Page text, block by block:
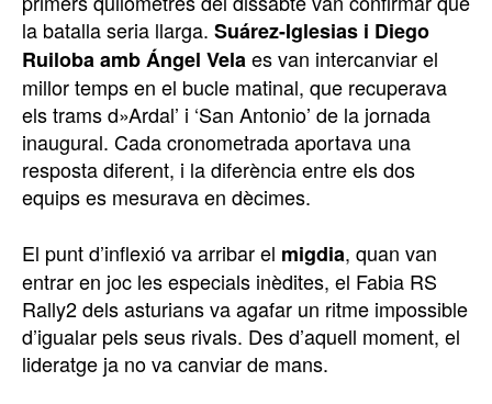
la batalla seria llarga. Suárez-Iglesias i Diego
Ruiloba amb Ángel Velaes van intercanviar el
millor temps en el bucle matinal, que recuperava
els trams d»Ardal’ i ‘San Antonio’ de la jornada
inaugural. Cada cronometrada aportava una
resposta diferent, i la diferència entre els dos
equips es mesurava en dècimes.
El punt d’inflexió va arribar el migdia, quan van
entrar en joc les especials inèdites, el Fabia RS
Rally2 dels asturians va agafar un ritme impossible
d’igualar pels seus rivals. Des d’aquell moment, el
lideratge ja no va canviar de mans.